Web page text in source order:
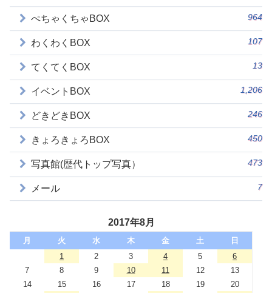
ぺちゃくちゃBOX 964
わくわくBOX 107
てくてくBOX 13
イベントBOX 1,206
どきどきBOX 246
きょろきょろBOX 450
写真館(歴代トップ写真） 473
メール 7
2017年8月
月 火 水 木 金 土
日
1
2 3 4 5
6
7
8 9 10 11 12
13
14
15 16 17 18 19
20